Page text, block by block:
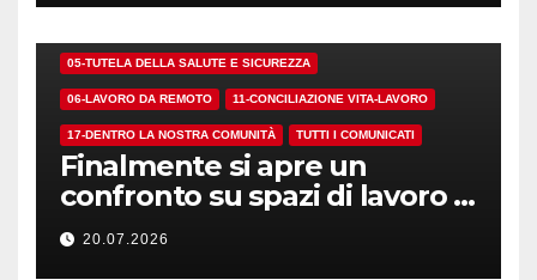
05-TUTELA DELLA SALUTE E SICUREZZA
06-LAVORO DA REMOTO 11-CONCILIAZIONE VITA-LAVORO
17-DENTRO LA NOSTRA COMUNITÀ TUTTI I COMUNICATI
Finalmente si apre un
confronto su spazi di lavoro e
dotazioni
20.07.2026